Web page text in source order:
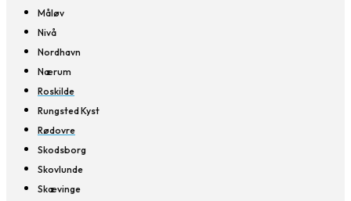
Måløv
Nivå
Nordhavn
Nærum
Roskilde
Rungsted Kyst
Rødovre
Skodsborg
Skovlunde
Skævinge